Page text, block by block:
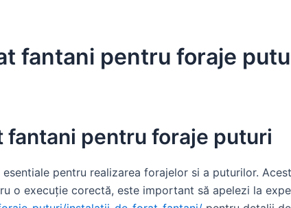
fantani pentru foraje
fantani pentru foraje puturi
pentru realizarea forajelor si a puturilor.
o execuție corectă, este important să apelezi la